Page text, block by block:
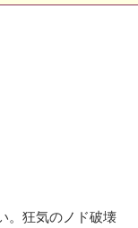
。狂気のノド破壊